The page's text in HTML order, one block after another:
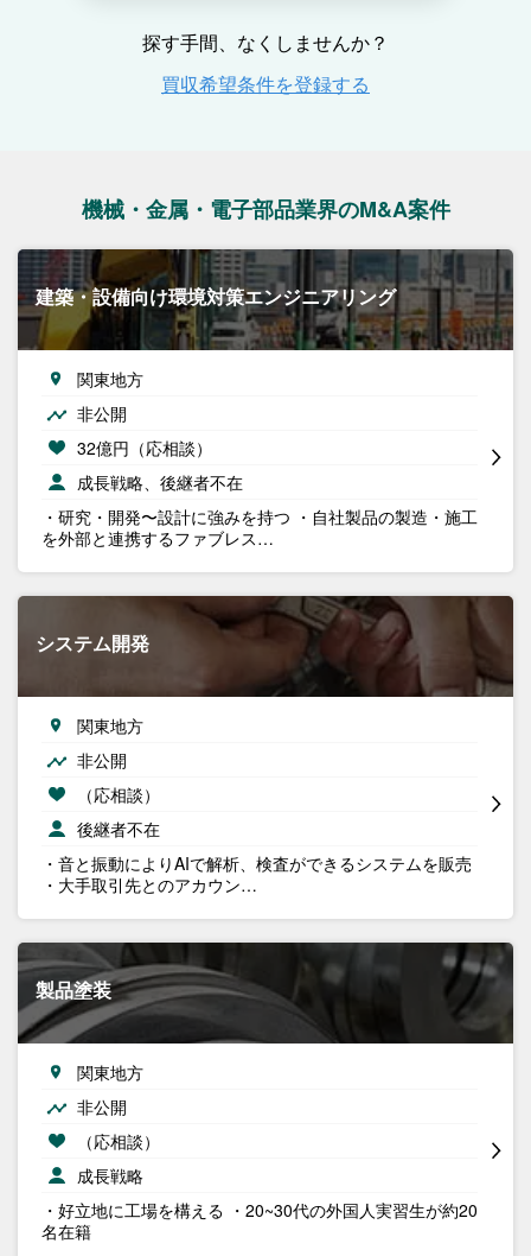
機械・金属・電子部品業界のM&A案件
建築・設備向け環境対策エンジニアリング
関東地方
非公開
32億円（応相談）
成長戦略、後継者不在
・研究・開発〜設計に強みを持つ ・自社製品の製造・施工
を外部と連携するファブレス…
システム開発
関東地方
非公開
（応相談）
後継者不在
・音と振動によりAIで解析、検査ができるシステムを販売
・大手取引先とのアカウン…
製品塗装
関東地方
非公開
（応相談）
成長戦略
・好立地に工場を構える ・20~30代の外国人実習生が約20
名在籍